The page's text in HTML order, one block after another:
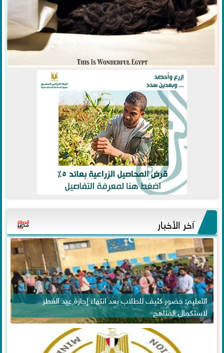
آخر الأخبار
التعليم: حضور كثيف للطلاب بعد انتهاء إجازة عيد الفطر
لاستكمال المناهج